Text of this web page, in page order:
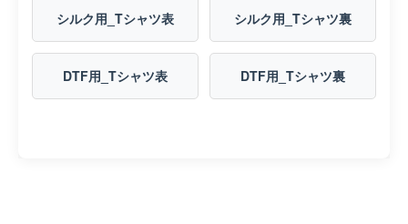
シルク用_Tシャツ表 シルク用_Tシャツ裏
DTF用_Tシャツ表 DTF用_Tシャツ裏